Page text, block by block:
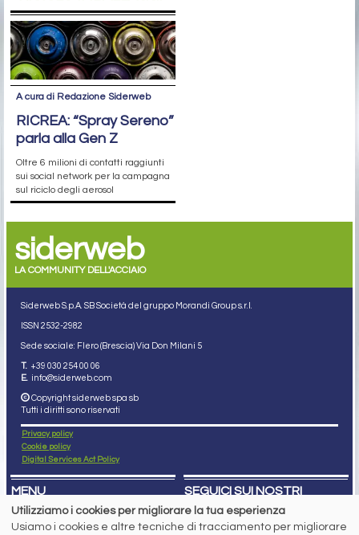
A cura di Redazione Siderweb
RICREA: “Spray Sereno”
parla alla Gen Z
Oltre 6 milioni di contatti raggiunti
sui social network per la campagna
sul riciclo degli aerosol
siderweb
LA COMMUNITY DELL'ACCIAIO
Siderweb S.p.A. SB Società del gruppo Morandi Group s.r.l.
ISSN 2532-2982
Sede sociale: Flero (Brescia) Via Don Milani 5
T. +39 030 254 00 06
E. info@siderweb.com
Copyright siderweb spa sb
Tutti i diritti sono riservati
Privacy policy
Cookie policy
Digital Services Act Policy
MENU
NEWS
PREZZI ITALIA
SEGUICI SUI NOSTRI
SOCIAL NETWORK
Utilizziamo i cookies per migliorare la tua esperienza
Usiamo i cookies e altre tecniche di tracciamento per migliorare